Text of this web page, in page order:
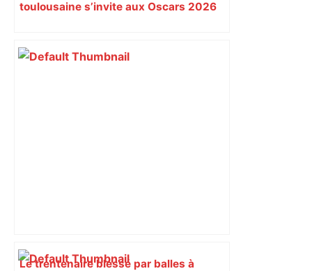
toulousaine s’invite aux Oscars 2026
Le trentenaire blessé par balles à